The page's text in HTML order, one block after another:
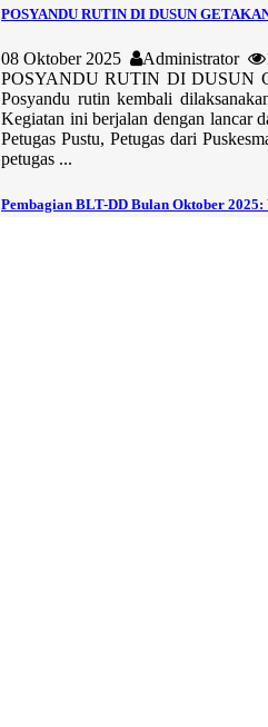
POSYANDU RUTIN DI DUSUN
08 Oktober 2025 Administrator
POSYANDU RUTIN DI DUSUN
Posyandu rutin kembali
Kegiatan ini berjalan dengan lancar
Petugas Pustu, Petugas dari
petugas ...
Pembagian BLT-DD Bulan Oktober